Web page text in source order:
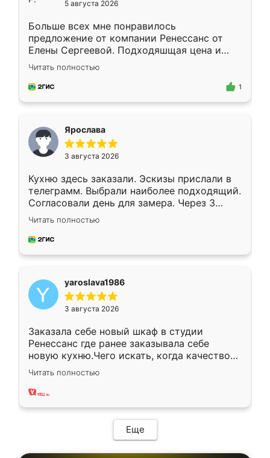
5 августа 2026
Больше всех мне понравилось
предложение от компании Ренессанс от
Елены Сергеевой. Подходяшщая цена и
короткие сроки изготовления. Приехавший
для замера сотрудник Владислав
предложил по моему эскизу самый
Читать полностью
1
Ярослава
3 августа 2026
Кухню здесь заказали. Эскизы прислали в
телеграмм. Выбрали наиболее подходящий.
Согласовали день для замера. Через 3
недели кухня была уже готова. Остались
довольны работой. Спасибо Ренессанс
мебель за качественную работу!
Читать полностью
yaroslava1986
3 августа 2026
Заказала себе новый шкаф в студии
Ренессанс где ранее заказывала себе
новую кухню.Чего искать, когда качеством
вполне довольна. Служит кухня уже почти
два года, нареканий нет.
Читать полностью
Еще